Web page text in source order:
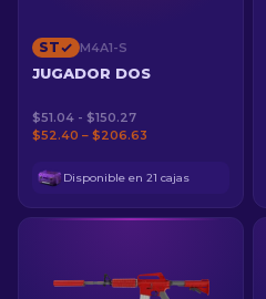
ST M4A1-S
JUGADOR DOS
$51.04 - $150.27
$52.40 – $206.63
Disponible en 21 cajas